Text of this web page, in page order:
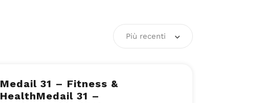
Più recenti
Medail 31 – Fitness &
HealthMedail 31 –